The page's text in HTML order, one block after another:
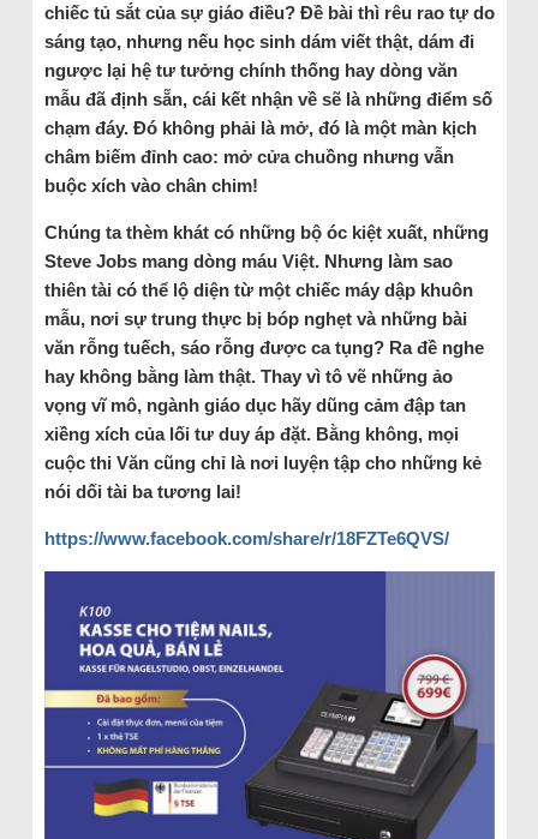
chiếc tủ sắt của sự giáo điều? Đề bài thì rêu rao tự do
sáng tạo, nhưng nếu học sinh dám viết thật, dám đi
ngược lại hệ tư tưởng chính thống hay dòng văn
mẫu đã định sẵn, cái kết nhận về sẽ là những điểm số
chạm đáy. Đó không phải là mở, đó là một màn kịch
châm biếm đỉnh cao: mở cửa chuồng nhưng vẫn
buộc xích vào chân chim!
Chúng ta thèm khát có những bộ óc kiệt xuất, những
Steve Jobs mang dòng máu Việt. Nhưng làm sao
thiên tài có thể lộ diện từ một chiếc máy dập khuôn
mẫu, nơi sự trung thực bị bóp nghẹt và những bài
văn rỗng tuếch, sáo rỗng được ca tụng? Ra đề nghe
hay không bằng làm thật. Thay vì tô vẽ những ảo
vọng vĩ mô, ngành giáo dục hãy dũng cảm đập tan
xiềng xích của lối tư duy áp đặt. Bằng không, mọi
cuộc thi Văn cũng chỉ là nơi luyện tập cho những kẻ
nói dối tài ba tương lai!
https://www.facebook.com/share/r/18FZTe6QVS/